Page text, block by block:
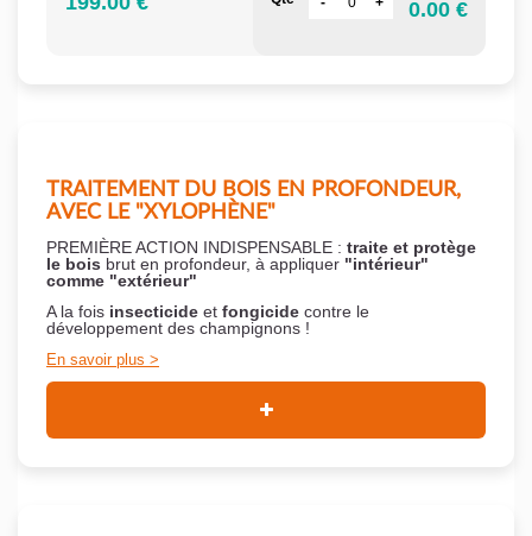
0.00 €
TRAITEMENT DU BOIS EN PROFONDEUR,
AVEC LE "XYLOPHÈNE"
PREMIÈRE ACTION INDISPENSABLE : traite et protège
le bois brut en profondeur, à appliquer "intérieur"
comme "extérieur"
A la fois insecticide et fongicide contre le
développement des champignons !
En savoir plus